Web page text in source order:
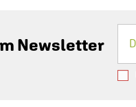
Newsletter